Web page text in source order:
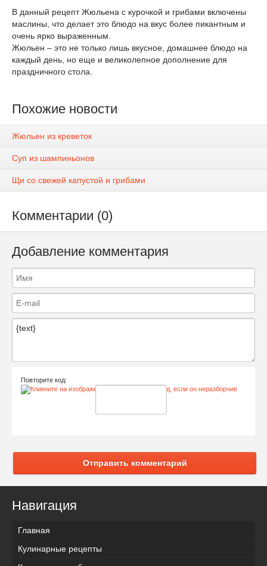
В данный рецепт Жюльена с курочкой и грибами включены
маслины, что делает это блюдо на вкус более пикантным и
очень ярко выраженным.
Жюльен – это не только лишь вкусное, домашнее блюдо на
каждый день, но еще и великолепное дополнение для
праздничного стола.
Похожие новости
Жюльен из креветок
Суп из шампиньонов
Щи со свежей капустой и грибами
Комментарии (0)
Добавление комментария
Повторите код:
Отправить комментарий
Навигация
Главная
Кулинарные рецепты